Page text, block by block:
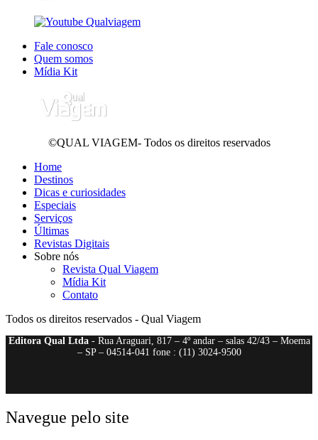
Fale conosco
Quem somos
Mídia Kit
©QUAL VIAGEM- Todos os direitos reservados
Home
Destinos
Dicas e curiosidades
Especiais
Serviços
Últimas
Revistas Digitais
Sobre nós
Revista Qual Viagem
Mídia Kit
Contato
Todos os direitos reservados - Qual Viagem
Editora Qual Ltda- Rua Araguari, 817 – 4º andar – salas 42/43 – Moema
– SP – 04514-041 fone : (11) 3024-9500
Navegue pelo site